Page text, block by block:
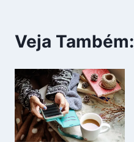
Veja Também: